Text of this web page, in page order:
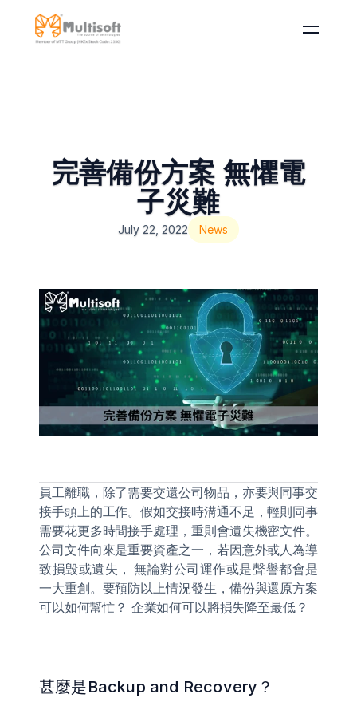
完善備份方案 無懼電
子災難
July 22, 2022 News
員工離職，除了需要交還公司物品，亦要與同事交
接手頭上的工作。假如交接時溝通不足，輕則同事
需要花更多時間接手處理，重則會遺失機密文件。
公司文件向來是重要資產之一，若因意外或人為導
致損毁或遺失， 無論對公司運作或是聲譽都會是
一大重創。要預防以上情況發生，備份與還原方案
可以如何幫忙？ 企業如何可以將損失降至最低？
甚麼是Backup and Recovery？